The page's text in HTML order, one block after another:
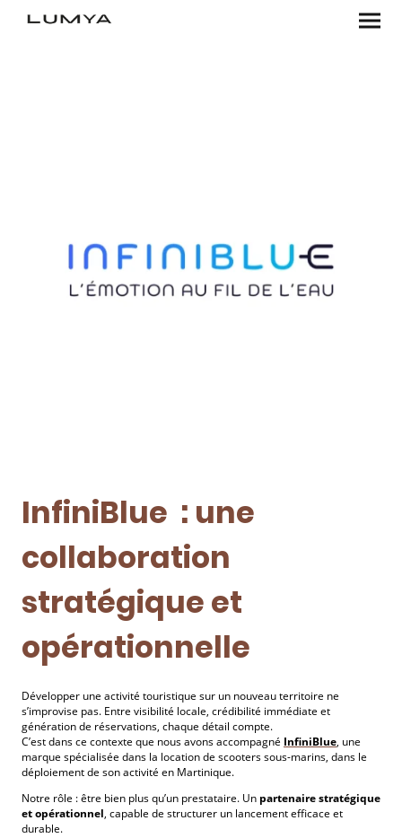
InfiniBlue : une
collaboration
stratégique et
opérationnelle
Développer une activité touristique sur un nouveau territoire ne
s’improvise pas. Entre visibilité locale, crédibilité immédiate et
génération de réservations, chaque détail compte.
C’est dans ce contexte que nous avons accompagné InfiniBlue, une
marque spécialisée dans la location de scooters sous-marins, dans le
déploiement de son activité en Martinique.
Notre rôle : être bien plus qu’un prestataire. Un partenaire stratégique
et opérationnel, capable de structurer un lancement efficace et
durable.